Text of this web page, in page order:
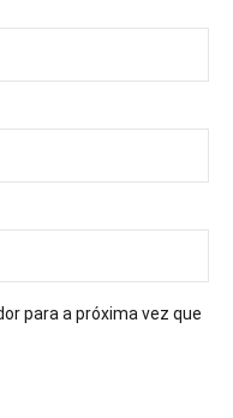
para a próxima vez que